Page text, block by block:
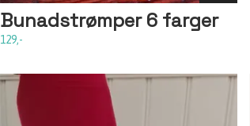
Bunadstrømper 6 farger
129,-